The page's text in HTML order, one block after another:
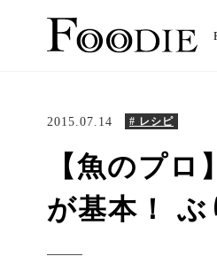
2015.07.14 # レシピ
【魚のプ
が基本！